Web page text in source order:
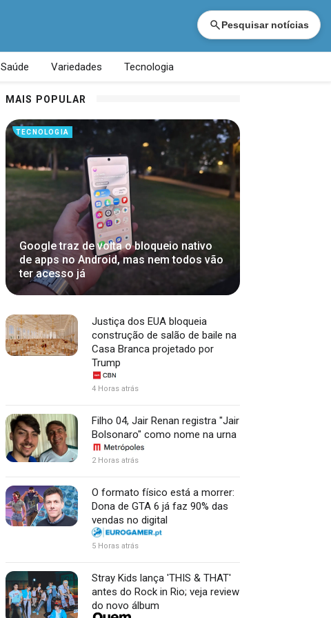
Pesquisar notícias
Saúde Variedades Tecnologia
MAIS POPULAR
TECNOLOGIA
Google traz de volta o bloqueio nativo
de apps no Android, mas nem todos vão
ter acesso já
Justiça dos EUA bloqueia
construção de salão de baile na
Casa Branca projetado por
Trump
4 Horas atrás
Filho 04, Jair Renan registra "Jair
Bolsonaro" como nome na urna
2 Horas atrás
O formato físico está a morrer:
Dona de GTA 6 já faz 90% das
vendas no digital
5 Horas atrás
Stray Kids lança 'THIS & THAT'
antes do Rock in Rio; veja review
do novo álbum